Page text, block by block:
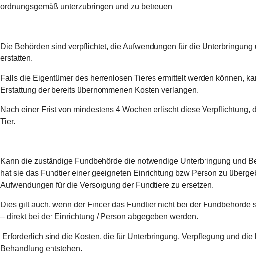
ordnungsgemäß unterzubringen und zu betreuen
Die Behörden sind verpflichtet, die Aufwendungen für die
erstatten.
Falls die Eigentümer des herrenlosen Tieres ermittelt werden können,
Erstattung der bereits übernommenen Kosten verlangen.
Nach einer Frist von mindestens 4 Wochen erlischt diese Verpflichtung,
Tier.
Kann die zuständige Fundbehörde die notwendige Unterbringung und
hat sie das Fundtier einer geeigneten Einrichtung bzw Person zu
Aufwendungen für die Versorgung der Fundtiere zu ersetzen.
Dies gilt auch, wenn der Finder das Fundtier nicht bei der Fundbehörde
– direkt bei der Einrichtung / Person abgegeben werden.
Erforderlich sind die Kosten, die für Unterbringung, Verpflegung und
Behandlung entstehen.